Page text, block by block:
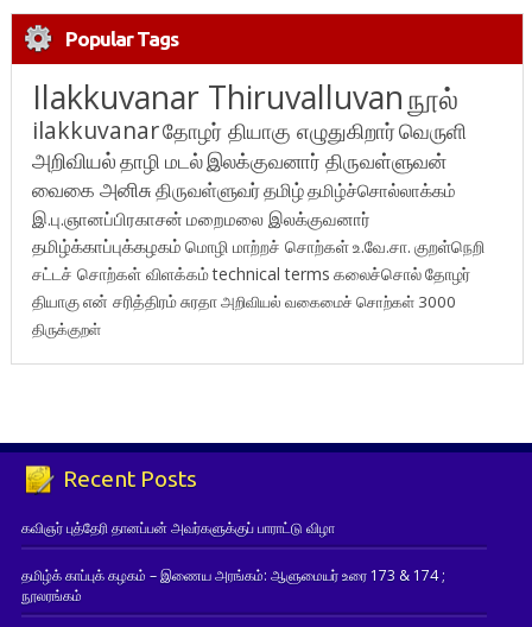
Popular Tags
Ilakkuvanar Thiruvalluvanநூல்
ilakkuvanarதோழர் தியாகு எழுதுகிறார்வெருளி
அறிவியல்தாழி மடல்இலக்குவனார் திருவள்ளுவன்
வைகை அனிசுதிருவள்ளுவர்தமிழ்தமிழ்ச்சொல்லாக்கம்
இ.பு.ஞானப்பிரகாசன் மறைமலை இலக்குவனார்
தமிழ்க்காப்புக்கழகம் மொழி மாற்றச் சொற்கள்உ.வே.சா. குறள்நெறி
சட்டச் சொற்கள் விளக்கம்technical terms கலைச்சொல்தோழர்
தியாகுஎன் சரித்திரம்சுரதாஅறிவியல் வகைமைச் சொற்கள் 3000
திருக்குறள்
Recent Posts
கவிஞர் புத்தேரி தானப்பன் அவர்களுக்குப் பாராட்டு விழா
தமிழ்க் காப்புக் கழகம் – இணைய அரங்கம்: ஆளுமையர் உரை 173 & 174 ;
நூலரங்கம்